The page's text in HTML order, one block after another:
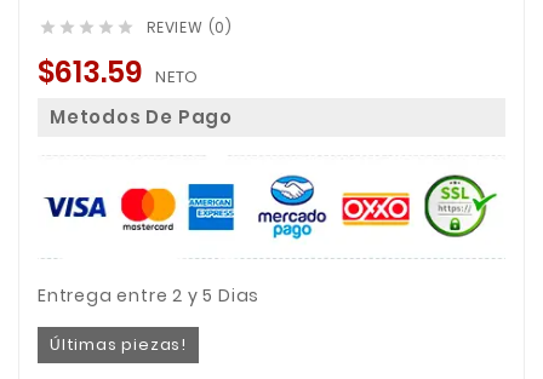
     REVIEW (0)
$613.59 NETO
Metodos De Pago
Entrega entre 2 y 5 Dias
Últimas piezas!